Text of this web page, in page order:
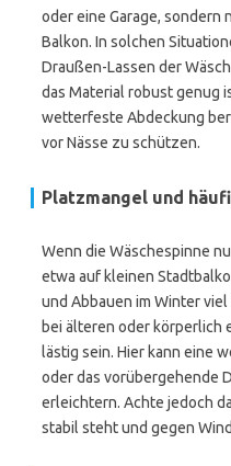
oder eine Garage, sondern
Balkon. In solchen
Draußen-Lassen der
das Material robust genug
wetterfeste Abdeckung
vor Nässe zu schützen.
Platzmangel und
Wenn die Wäschespinne
etwa auf kleinen
und Abbauen im Winter
bei älteren oder körperlich
lästig sein. Hier kann eine
oder das vorübergehende
erleichtern. Achte jedoch
stabil steht und gegen